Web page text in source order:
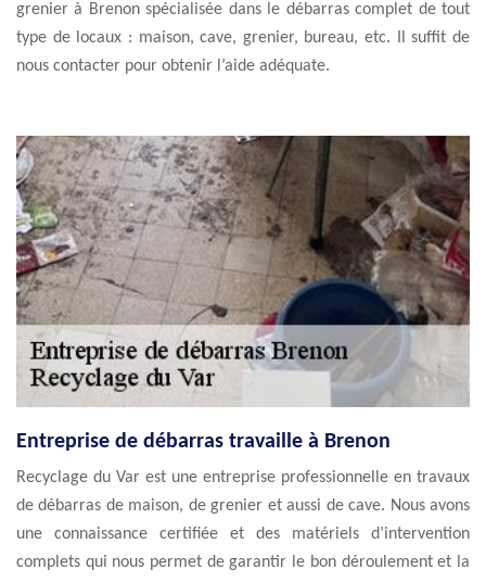
grenier à Brenon spécialisée dans le débarras complet de tout
type de locaux : maison, cave, grenier, bureau, etc. Il suffit de
nous contacter pour obtenir l’aide adéquate.
Entreprise de débarras travaille à Brenon
Recyclage du Var est une entreprise professionnelle en travaux
de débarras de maison, de grenier et aussi de cave. Nous avons
une connaissance certifiée et des matériels d’intervention
complets qui nous permet de garantir le bon déroulement et la